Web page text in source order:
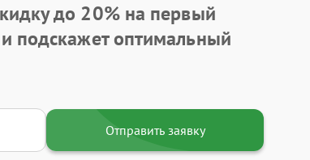
до 20%на первый
подскажет оптимальный
Отправить заявку